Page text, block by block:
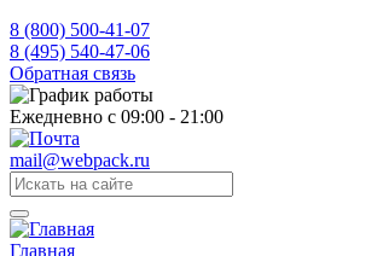
8 (800) 500-41-07
8 (495) 540-47-06
Обратная связь
Ежедневно с 09:00 - 21:00
mail@webpack.ru
Главная